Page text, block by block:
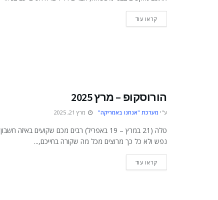
קראו עודDETAILS
הורוסקופ – מרץ 2025
ע"י מערכת "אנחנו באמריקה" מרץ 21, 2025
טלה (21 במרץ – 19 באפריל) רבים מכם שקועים באיזה חשבון
נפש ולא כל כך מרוצים מכל מה שקורה בחייכם,...
קראו עודDETAILS